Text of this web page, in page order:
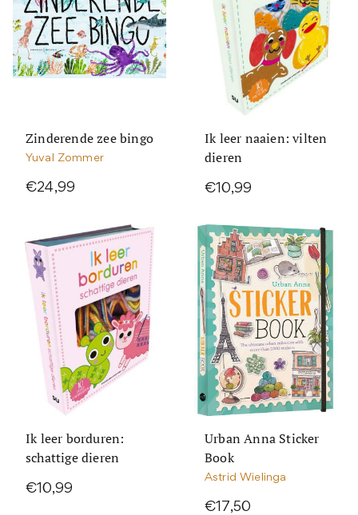
Zinderende zee bingo
Yuval Zommer
€24,99
Ik leer naaien: vilten
dieren
€10,99
Ik leer borduren:
schattige dieren
€10,99
Urban Anna Sticker
Book
Astrid Wielinga
€17,50